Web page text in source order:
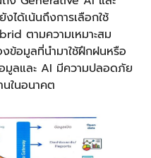
ได้เน้นถึงการเลือกใช้
ตามความเหมาะสม
ข้อมูลที่นำมาใช้ฝึกฝนหรือ
มูลและ AI มีความปลอดภัย
นในอนาคต